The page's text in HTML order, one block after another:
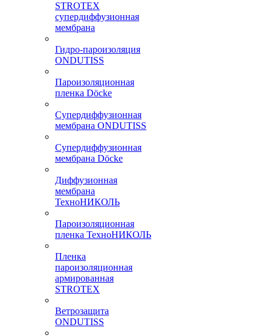
STROTEX
супердиффузионная
мембрана
Гидро-пароизоляция
ONDUTISS
Пароизоляционная
пленка Döcke
Супердиффузионная
мембрана ONDUTISS
Супердиффузионная
мембрана Döcke
Диффузионная
мембрана
ТехноНИКОЛЬ
Пароизоляционная
пленка ТехноНИКОЛЬ
Пленка
пароизоляционная
армированная
STROTEX
Ветрозащита
ONDUTISS